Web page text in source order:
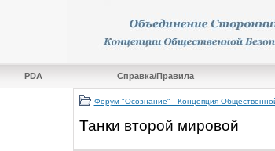
PDA Справка/Правила
Форум "Осознание" - Концепция
Танки второй мировой